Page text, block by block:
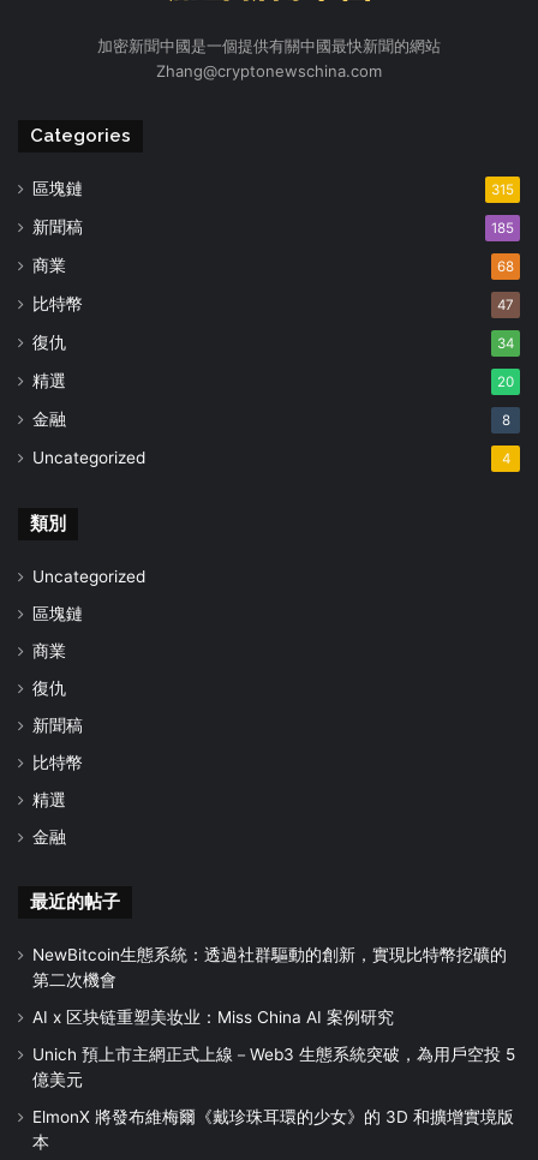
加密新聞中國是一個提供有關中國最快新聞的網站
Zhang@cryptonewschina.com
Categories
區塊鏈 315
新聞稿 185
商業 68
比特幣 47
復仇 34
精選 20
金融 8
Uncategorized 4
類別
Uncategorized
區塊鏈
商業
復仇
新聞稿
比特幣
精選
金融
最近的帖子
NewBitcoin生態系統：透過社群驅動的創新，實現比特幣挖礦的
第二次機會
AI x 区块链重塑美妆业：Miss China AI 案例研究
Unich 預上市主網正式上線－Web3 生態系統突破，為用戶空投 5
億美元
ElmonX 將發布維梅爾《戴珍珠耳環的少女》的 3D 和擴增實境版
本